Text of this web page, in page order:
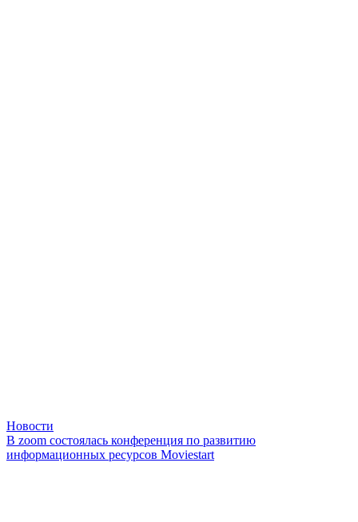
Новости
В zoom состоялась конференция по развитию
информационных ресурсов Moviestart